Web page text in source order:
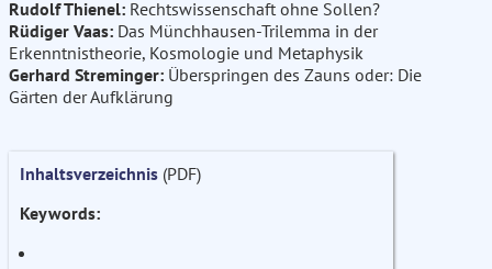
Rudolf Thienel: Rechtswissenschaft ohne Sollen?
Rüdiger Vaas: Das Münchhausen-Trilemma in der
Erkenntnistheorie, Kosmologie und Metaphysik
Gerhard Streminger: Überspringen des Zauns oder: Die
Gärten der Aufklärung
Inhaltsverzeichnis (PDF)
Keywords: